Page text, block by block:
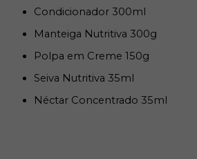
Condicionador 300ml
Manteiga Nutritiva 300g
Polpa em Creme 150g
Seiva Nutritiva 35ml
Néctar Concentrado 35ml